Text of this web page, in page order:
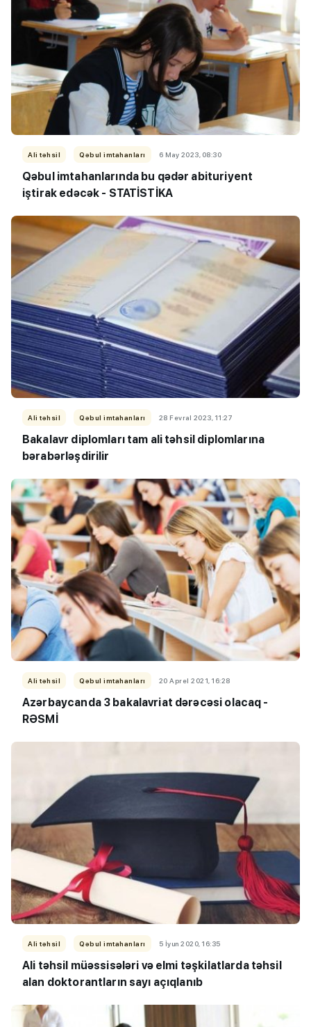
Ali təhsil Qəbul imtahanları 6 May 2023, 08:30
Qəbul imtahanlarında bu qədər abituriyent
iştirak edəcək - STATİSTİKA
Ali təhsil Qəbul imtahanları 28 Fevral 2023, 11:27
Bakalavr diplomları tam ali təhsil diplomlarına
bərabərləşdirilir
Ali təhsil Qəbul imtahanları 20 Aprel 2021, 16:28
Azərbaycanda 3 bakalavriat dərəcəsi olacaq -
RƏSMİ
Ali təhsil Qəbul imtahanları 5 İyun 2020, 16:35
Ali təhsil müəssisələri və elmi təşkilatlarda təhsil
alan doktorantların sayı açıqlanıb